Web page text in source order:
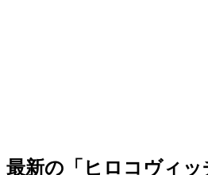
最新の「ヒロコヴィッ